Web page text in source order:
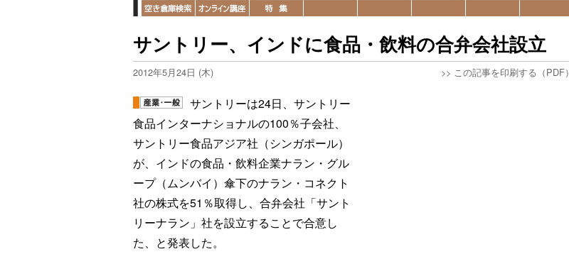
サントリー、インドに食品・飲料の合弁会社設立
2012年5月24日 (木) >> この記事を印刷する（PDF）
サントリーは24日、サントリー
食品インターナショナルの100％子会社、
サントリー食品アジア社（シンガポール）
が、インドの食品・飲料企業ナラン・グル
ープ（ムンバイ）傘下のナラン・コネクト
社の株式を51％取得し、合弁会社「サント
リーナラン」社を設立することで合意し
た、と発表した。